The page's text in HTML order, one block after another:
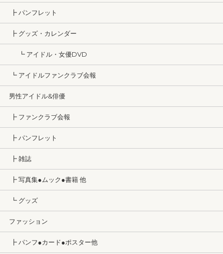
┣ パンフレット
┣ グッズ・カレンダー
┗ アイドル・女優DVD
┗ アイドルファンクラブ会報
男性アイドル&俳優
┣ ファンクラブ会報
┣ パンフレット
┣ 雑誌
┣ 写真集●ムック●書籍 他
┗ グッズ
ファッション
┣ パンフ●カード●ポスター他